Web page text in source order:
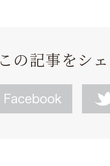
この記事をシ